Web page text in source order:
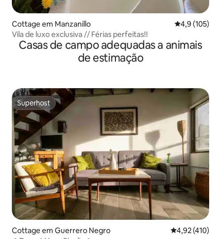
Cottage em Manzanillo Classificação
4,9 (105)
Vila de luxo exclusiva // Férias perfeitas!!
Casas de campo adequadas a animais
de estimação
Superhost
Superhost
Cottage em Guerrero Negro Classificação
4,92 (410)